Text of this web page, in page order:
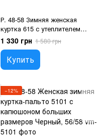
Р. 48-58 Зимняя женская
куртка 615 с утеплителем
синтепон 250 больших
размеров Джинс, 56/58
1 330 грн 1 580 грн
Купить
−12%